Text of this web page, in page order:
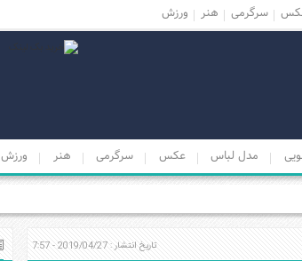
سرگرمی هنر ورزش
مدل لباس عکس سرگرمی هنر ورزش
تاریخ انتشار : 2019/04/27 - 7:57